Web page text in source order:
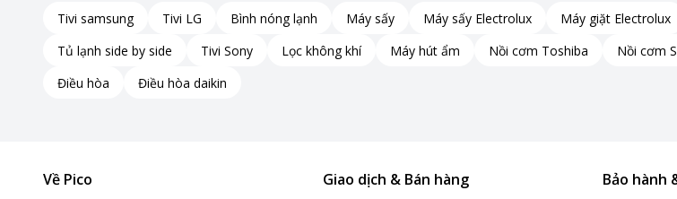
Tivi samsung Tivi LG Bình nóng lạnh Máy sấy Máy sấy Electrolux Máy giặt Electrolux
Tủ lạnh side by side
Tivi Sony Lọc không khí Máy hút ẩm Nồi cơm Toshiba Nồi cơm
Điều hòa
Điều hòa daikin
Về Pico Giao dịch & Bán hàng Bảo hành